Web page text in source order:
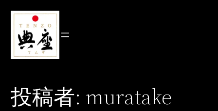
投稿者: muratake